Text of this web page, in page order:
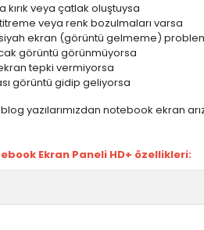
kırık veya çatlak oluştuysa
veya renk bozulmaları varsa
ekran (görüntü gelmeme)
görüntü görünmüyorsa
tepki vermiyorsa
görüntü gidip geliyorsa
blog yazılarımızdan notebook
Ekran Paneli HD+ özellikleri: